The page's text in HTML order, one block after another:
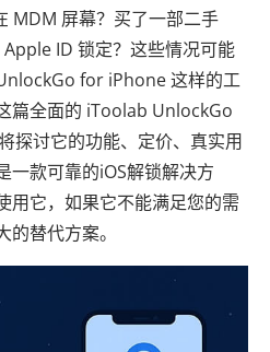
MDM 屏幕？买了一部二手
ID 锁定？这些情况可能
for iPhone 这样的工
篇全面的 iToolab UnlockGo
探讨它的功能、定价、真实用
一款可靠的iOS解锁解决方
用它，如果它不能满足您的需
替代方案。